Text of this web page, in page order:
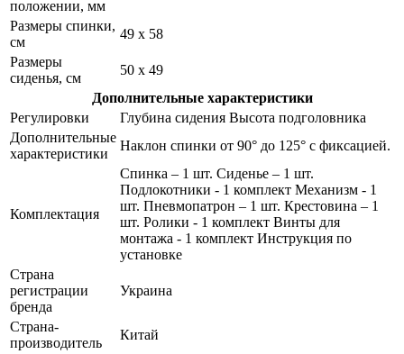
положении, мм
Размеры спинки,
см
49 x 58
Размеры
сиденья, см
50 x 49
Дополнительные характеристики
Регулировки
Глубина сидения Высота подголовника
Дополнительные
характеристики
Наклон спинки от 90° до 125° с фиксацией.
Комплектация
Спинка – 1 шт. Сиденье – 1 шт.
Подлокотники - 1 комплект Механизм - 1
шт. Пневмопатрон – 1 шт. Крестовина – 1
шт. Ролики - 1 комплект Винты для
монтажа - 1 комплект Инструкция по
установке
Страна
регистрации
бренда
Украина
Страна-
производитель
Китай